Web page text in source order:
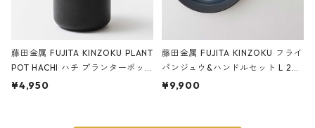
藤田金属 FUJITA KINZOKU PLANT
POT HACHI ハチ プランターポッ
ト 3号 ブラック
¥4,950
藤田金属 FUJITA KINZOKU フライ
パンジュウ&ハンドルセット L 24c
m ガス火・IH対応 鉄フライパン
¥9,900